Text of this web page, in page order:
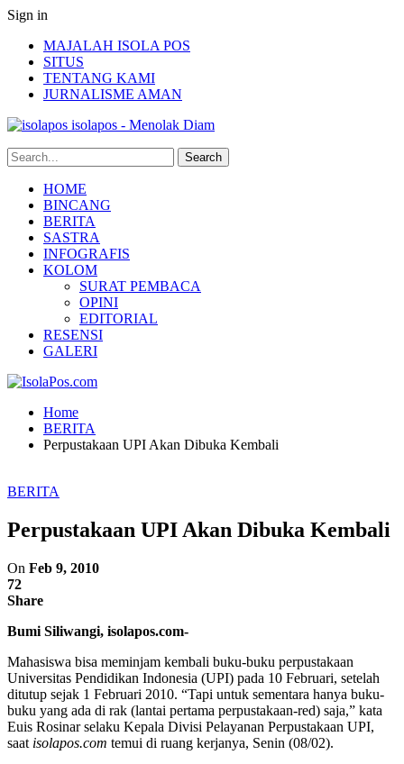
Sign in
MAJALAH ISOLA POS
SITUS
TENTANG KAMI
JURNALISME AMAN
isolapos - Menolak Diam
HOME
BINCANG
BERITA
SASTRA
INFOGRAFIS
KOLOM
SURAT PEMBACA
OPINI
EDITORIAL
RESENSI
GALERI
Home
BERITA
Perpustakaan UPI Akan Dibuka Kembali
BERITA
Perpustakaan UPI Akan Dibuka Kembali
On Feb 9, 2010
72
Share
Bumi Siliwangi, isolapos.com-
Mahasiswa bisa meminjam kembali buku-buku perpustakaan
Universitas Pendidikan Indonesia (UPI) pada 10 Februari, setelah
ditutup sejak 1 Februari 2010. “Tapi untuk sementara hanya buku-
buku yang ada di rak (lantai pertama perpustakaan-red) saja,” kata
Euis Rosinar selaku Kepala Divisi Pelayanan Perpustakaan UPI,
saat isolapos.com temui di ruang kerjanya, Senin (08/02).